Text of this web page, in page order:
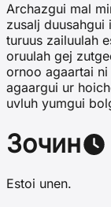
Archazgui mal
zusalj
turuus zailuulah
oruulah gej
ornoo agaartai
agaargui ur
uvluh yumgui
Зочин
Estoi unen.